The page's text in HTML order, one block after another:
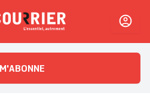
L'essentiel, autrement